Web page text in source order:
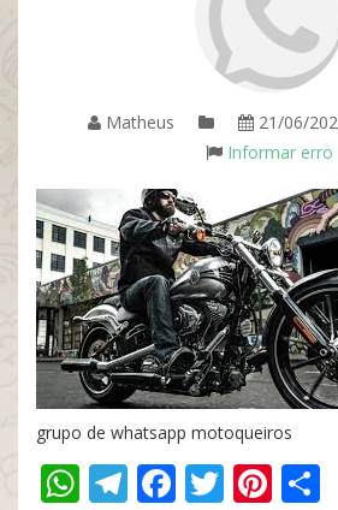
Matheus 21/06/
Informar erro
grupo de whatsapp motoqueiros
WhatsApp
Telegram
Facebook
Twitter